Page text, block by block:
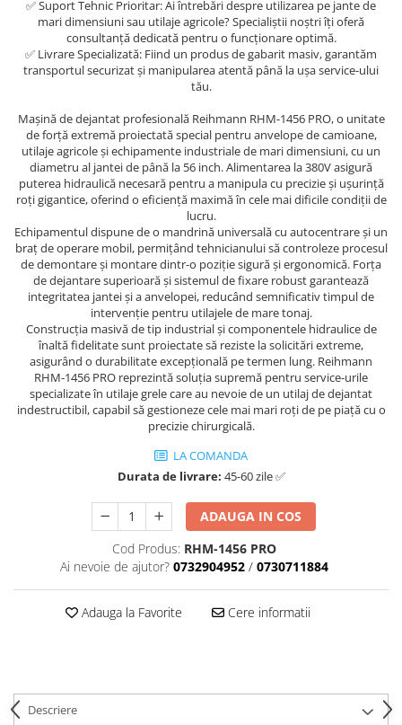
Elevator motociclete
Elevator parcare
Girafa, macara motor
Presa hidraulica stationara
Scule si echipamente spalatorie
auto
Consumabile spalatorii auto
Scule spalatorii auto
Scule motor
Blocaje distributie
Ceas comparator
Scule AdBlue
Scule electrice motor
Scule esapament
Scule injectie
Scule injectoare
Scule montat, demontat segmenti
Scule pentru fulii, ax came, curele
si pinioane
Scule sistem racire
Scule turbosuflante
Tester compresie
Scule pentru mecanica
Adaptoare, prelungitoare, reductii
si articulatii cardanice
Antrenor articulat si culisant
Ciocan, levier, dalti si dornuri
Cleste si set clesti
Perie de sarma
Prese si extractoare
Reparat filete
Scule camioane
Scule diverse mecanica
combustibil
✅ Suport Tehnic Prioritar: Ai întrebări despre utilizarea pe jante de
mari dimensiuni sau utilaje agricole? Specialiștii noștri îți oferă
consultanță dedicată pentru o funcționare optimă.
✅ Livrare Specializată: Fiind un produs de gabarit masiv, garantăm
transportul securizat și manipularea atentă până la ușa service-ului
tău.
Mașină de dejantat profesională Reihmann RHM-1456 PRO, o unitate
de forță extremă proiectată special pentru anvelope de camioane,
utilaje agricole și echipamente industriale de mari dimensiuni, cu un
diametru al jantei de până la 56 inch. Alimentarea la 380V asigură
puterea hidraulică necesară pentru a manipula cu precizie și ușurință
roți gigantice, oferind o eficiență maximă în cele mai dificile condiții de
lucru.
Echipamentul dispune de o mandrină universală cu autocentrare și un
braț de operare mobil, permițând tehnicianului să controleze procesul
de demontare și montare dintr-o poziție sigură și ergonomică. Forța
de dejantare superioară și sistemul de fixare robust garantează
integritatea jantei și a anvelopei, reducând semnificativ timpul de
intervenție pentru utilajele de mare tonaj.
Construcția masivă de tip industrial și componentele hidraulice de
înaltă fidelitate sunt proiectate să reziste la solicitări extreme,
asigurând o durabilitate excepțională pe termen lung. Reihmann
RHM-1456 PRO reprezintă soluția supremă pentru service-urile
specializate în utilaje grele care au nevoie de un utilaj de dejantat
indestructibil, capabil să gestioneze cele mai mari roți de pe piață cu o
precizie chirurgicală.
LA COMANDA
Durata de livrare: 45-60 zile ✅
ADAUGA IN COS
Cod Produs: RHM-1456 PRO
Ai nevoie de ajutor? 0732904952 / 0730711884
Adauga la Favorite Cere informatii
Descriere